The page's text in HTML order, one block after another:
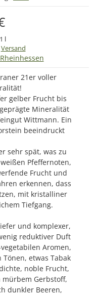
l
Versand
21er voller
gelber Frucht bis
Mineralität
Wittmann. Ein
beeindruckt
sehr spät, was zu
Pfeffernoten,
Frucht und
erkennen, dass
mit kristalliner
Tiefgang.
und komplexer,
reduktiver Duft
Aromen,
etwas Tabak
noble Frucht,
Gerbstoff,
dunkler Beeren,